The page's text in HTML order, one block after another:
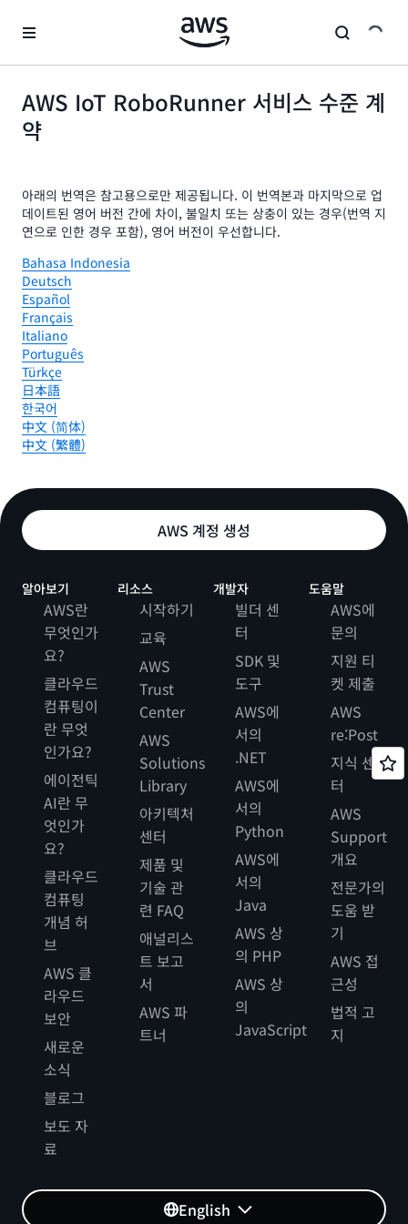
AWS IoT RoboRunner 서비스 수준 계
약
아래의 번역은 참고용으로만 제공됩니다. 이 번역본과 마지막으로 업
데이트된 영어 버전 간에 차이, 불일치 또는 상충이 있는 경우(번역 지
연으로 인한 경우 포함), 영어 버전이 우선합니다.
Bahasa Indonesia
Deutsch
Español
Français
Italiano
Português
Türkçe
日本語
한국어
中文 (简体)
中文 (繁體)
AWS 계정 생성
알아보기
AWS란
무엇인가
요?
클라우드
컴퓨팅이
란 무엇
인가요?
에이전틱
AI란 무
엇인가
요?
클라우드
컴퓨팅
개념 허
브
AWS 클
라우드
보안
새로운
소식
블로그
보도 자
료
리소스
시작하기
교육
AWS
Trust
Center
AWS
Solutions
Library
아키텍처
센터
제품 및
기술 관
련 FAQ
애널리스
트 보고
서
AWS 파
트너
개발자
빌더 센
터
SDK 및
도구
AWS에
서의
.NET
AWS에
서의
Python
AWS에
서의
Java
AWS 상
의 PHP
AWS 상
의
JavaScript
도움말
AWS에
문의
지원 티
켓 제출
AWS
re:Post
지식 센
터
AWS
Support
개요
전문가의
도움 받
기
AWS 접
근성
법적 고
지
English